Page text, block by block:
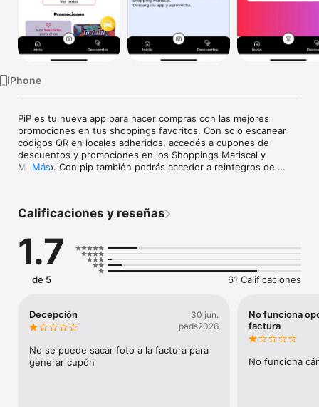
iPhone
PiP es tu nueva app para hacer compras con las mejores
promociones en tus shoppings favoritos. Con solo escanear
códigos QR en locales adheridos, accedés a cupones de
descuentos y promociones en los Shoppings Mariscal y
Mariano. Con pip también podrás acceder a reintegros de
¡Descargá pip ahora y disfrutá de todos los beneficios que
Descubrí pip, tu acceso directo a un mundo de recompensas y
exclusividades en los centros comerciales: Shopping Mariscal
y Shopping Mariano. pip es más que una aplicación; es tu
experiencia pip y transformá cada visita en una oportunidad
para disfrutar y ganar.
Bienvenido a la evolución del shopping: Bienvenido a pip.
Más
Calificaciones y reseñas
1.7
de 5 61 Calificaciones
Decepción
30 jun.
pads2026
No se puede sacar foto a la factura para
generar cupón
No funciona
factura
No funciona